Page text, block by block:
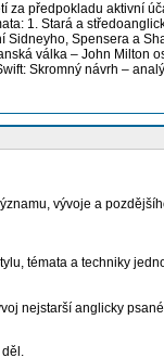
předpokladu aktivní
1. Stará a
Spensera a
válka – John Milton
Skromný návrh –
vývoje a
témata a techniky
nejstarší anglicky
děl.